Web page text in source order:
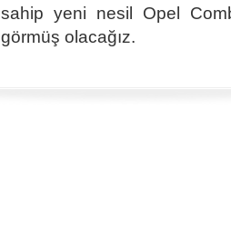
sahip yeni nesil Opel
görmüş olacağız.